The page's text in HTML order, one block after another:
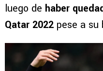
luego de haber
Qatar 2022 pese a su